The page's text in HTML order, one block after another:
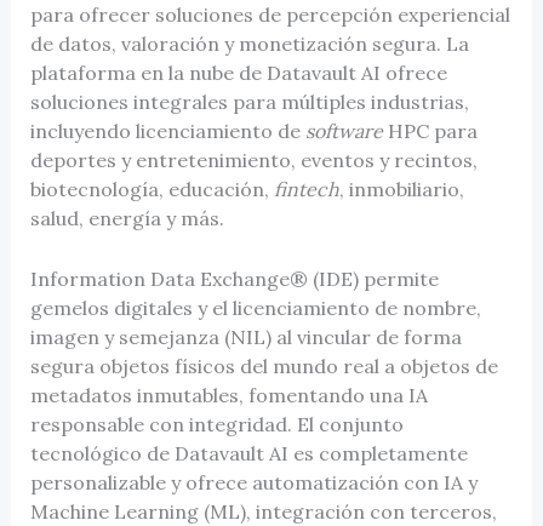
para ofrecer soluciones de percepción experiencial
de datos, valoración y monetización segura. La
plataforma en la nube de Datavault AI ofrece
soluciones integrales para múltiples industrias,
incluyendo licenciamiento desoftwareHPC para
deportes y entretenimiento, eventos y recintos,
biotecnología, educación, fintech, inmobiliario,
salud, energía y más.
Information Data Exchange® (IDE) permite
gemelos digitales y el licenciamiento de nombre,
imagen y semejanza (NIL) al vincular de forma
segura objetos físicos del mundo real a objetos de
metadatos inmutables, fomentando una IA
responsable con integridad. El conjunto
tecnológico de Datavault AI es completamente
personalizable y ofrece automatización con IA y
Machine Learning (ML), integración con terceros,